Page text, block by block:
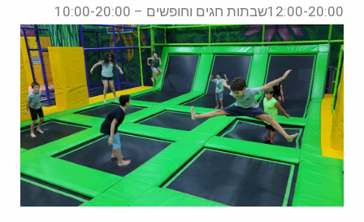
12:00-20:00שבתות חגים וחופשים – 10:00-20:00